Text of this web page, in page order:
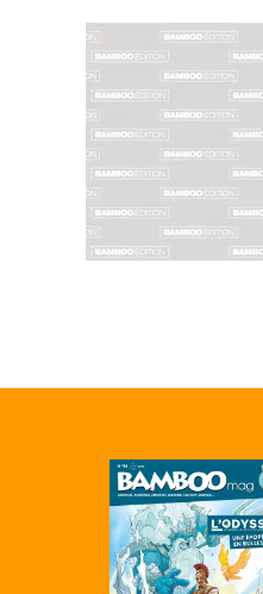
Scénariste
FRANCK
ISARD
Biographie
Albums